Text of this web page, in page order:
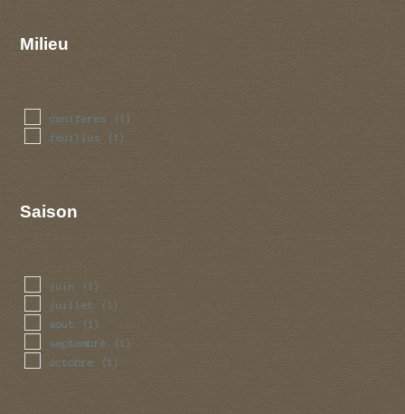
Milieu
coniferes (1)
feuillus (1)
Saison
juin (1)
juillet (1)
aout (1)
septembre (1)
octobre (1)